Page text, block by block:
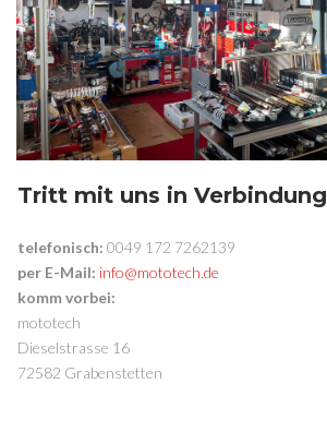
Tritt mit uns in Verbindung
telefonisch: 0049 172 7262139
per E-Mail: info@mototech.de
komm vorbei:
mototech
Dieselstrasse 16
72582 Grabenstetten